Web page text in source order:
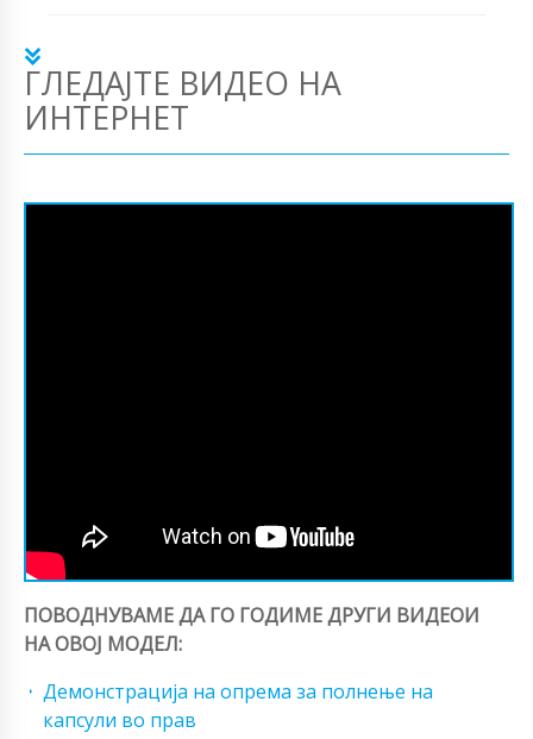
ГЛЕДАЈТЕ ВИДЕО НА
ИНТЕРНЕТ
ПОВОДНУВАМЕ ДА ГО ГОДИМЕ ДРУГИ ВИДЕОИ
НА ОВОЈ МОДЕЛ:
Демонстрација на опрема за полнење на
капсули во прав